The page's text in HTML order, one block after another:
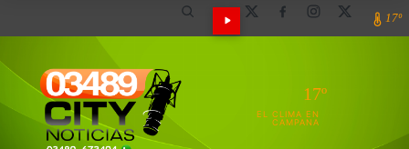
17º
17º
EL CLIMA EN
CAMPANA